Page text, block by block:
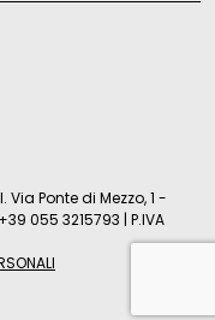
Via Ponte di Mezzo, 1 -
055 3215793 | P.IVA